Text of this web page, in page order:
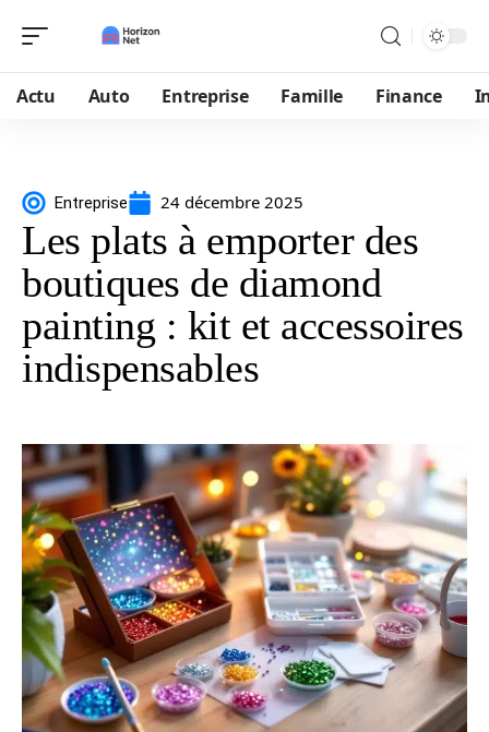
Actu Auto Entreprise Famille Finance
Entreprise 24 décembre 2025
Les plats à emporter des
boutiques de diamond
painting : kit et accessoires
indispensables